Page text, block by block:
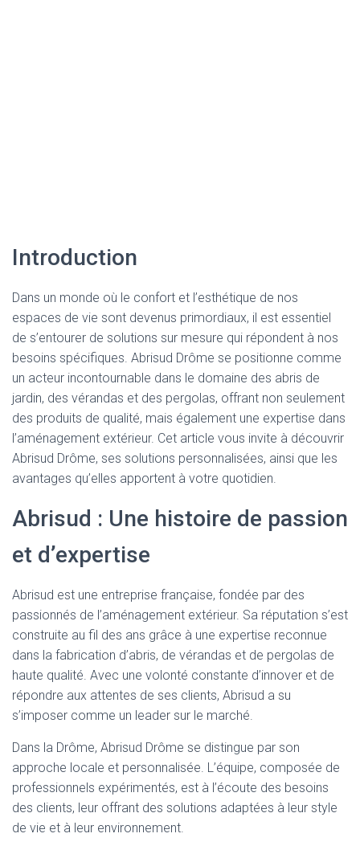
Introduction
Dans un monde où le confort et l’esthétique de nos
espaces de vie sont devenus primordiaux, il est essentiel
de s’entourer de solutions sur mesure qui répondent à nos
besoins spécifiques. Abrisud Drôme se positionne comme
un acteur incontournable dans le domaine des abris de
jardin, des vérandas et des pergolas, offrant non seulement
des produits de qualité, mais également une expertise dans
l’aménagement extérieur. Cet article vous invite à découvrir
Abrisud Drôme, ses solutions personnalisées, ainsi que les
avantages qu’elles apportent à votre quotidien.
Abrisud : Une histoire de passion
et d’expertise
Abrisud est une entreprise française, fondée par des
passionnés de l’aménagement extérieur. Sa réputation s’est
construite au fil des ans grâce à une expertise reconnue
dans la fabrication d’abris, de vérandas et de pergolas de
haute qualité. Avec une volonté constante d’innover et de
répondre aux attentes de ses clients, Abrisud a su
s’imposer comme un leader sur le marché.
Dans la Drôme, Abrisud Drôme se distingue par son
approche locale et personnalisée. L’équipe, composée de
professionnels expérimentés, est à l’écoute des besoins
des clients, leur offrant des solutions adaptées à leur style
de vie et à leur environnement.